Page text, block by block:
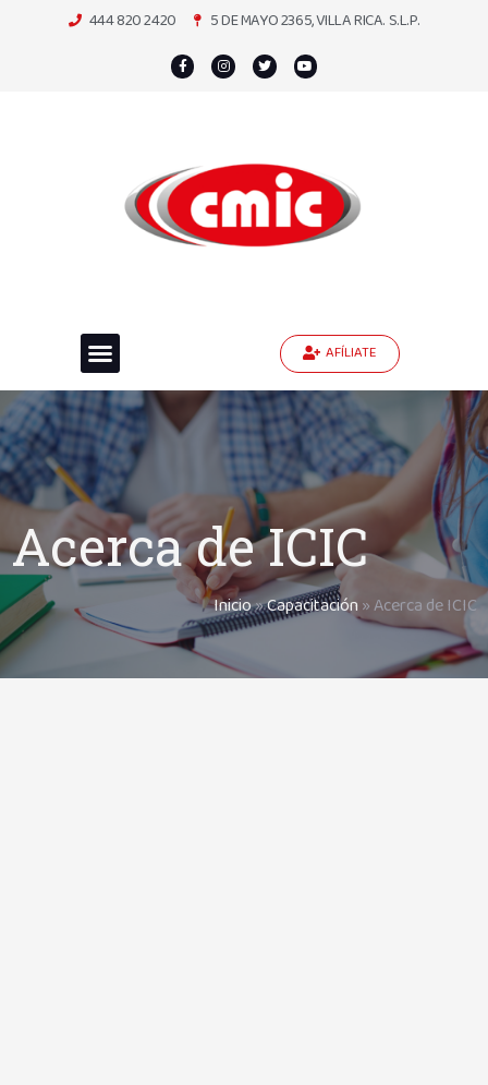
444 820 2420 5 DE MAYO 2365, VILLA RICA. S.L.P.
AFÍLIATE
Acerca de ICIC
Inicio»Capacitación»Acerca de ICIC